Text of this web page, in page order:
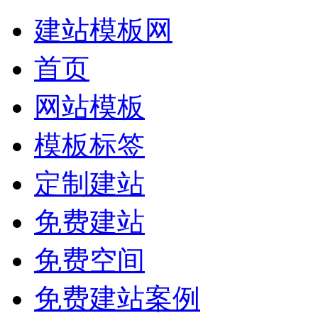
建站模板网
首页
网站模板
模板标签
定制建站
免费建站
免费空间
免费建站案例